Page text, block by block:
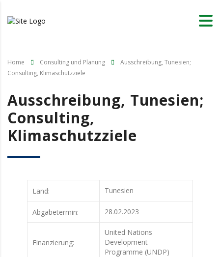
Home Consulting und Planung
Ausschreibung, Tunesien;
Consulting, Klimaschutzziele
Ausschreibung, Tunesien;
Consulting,
Klimaschutzziele
Land: Tunesien
Abgabetermin: 28.02.2023
Finanzierung:
United Nations
Development
Programme (UNDP)